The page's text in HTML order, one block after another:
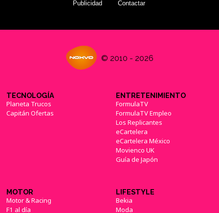
Publicidad Contactar
© 2010 - 2026
TECNOLOGÍA
Planeta Trucos
Capitán Ofertas
ENTRETENIMIENTO
FormulaTV
FormulaTV Empleo
Los Replicantes
eCartelera
eCartelera México
Movienco UK
Guía de Japón
MOTOR
Motor & Racing
F1 al día
LIFESTYLE
Bekia
Moda